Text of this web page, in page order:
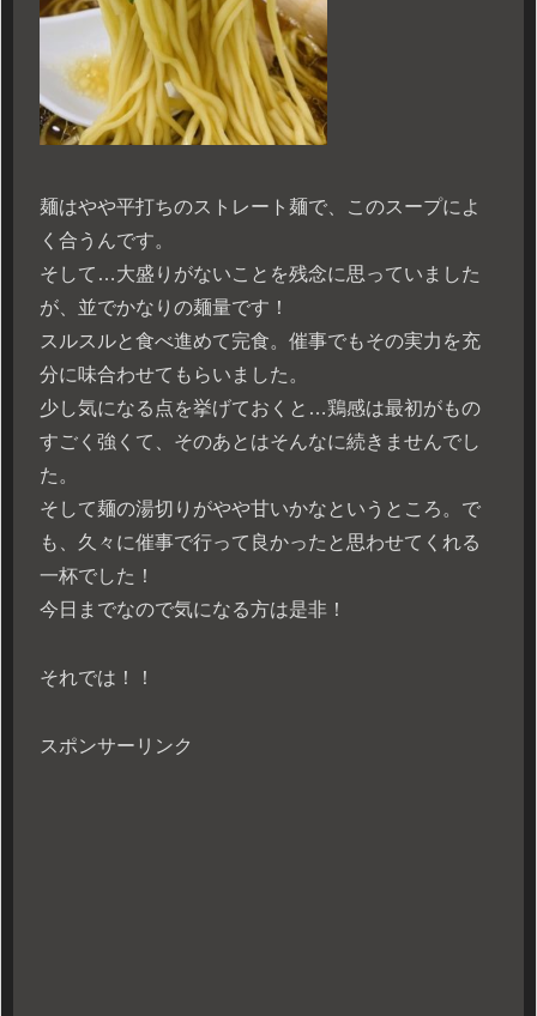
麺はやや平打ちのストレート麺で、このスープによ
く合うんです。
そして…大盛りがないことを残念に思っていました
が、並でかなりの麺量です！
スルスルと食べ進めて完食。催事でもその実力を充
分に味合わせてもらいました。
少し気になる点を挙げておくと…鶏感は最初がもの
すごく強くて、そのあとはそんなに続きませんでし
た。
そして麺の湯切りがやや甘いかなというところ。で
も、久々に催事で行って良かったと思わせてくれる
一杯でした！
今日までなので気になる方は是非！
それでは！！
スポンサーリンク